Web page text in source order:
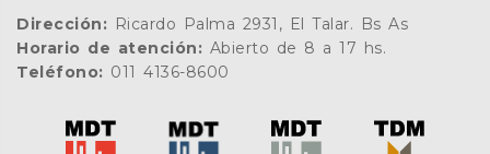
Dirección: Ricardo Palma 2931, El Talar. Bs As
Horario de atención: Abierto de 8 a 17 hs.
Teléfono: 011 4136-8600